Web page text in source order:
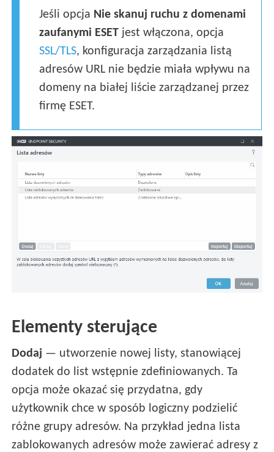
Jeśli opcja Nie skanuj ruchu z domenami
zaufanymi ESET jest włączona, opcja
SSL/TLS, konfiguracja zarządzania listą
adresów URL nie będzie miała wpływu na
domeny na białej liście zarządzanej przez
firmę ESET.
Elementy sterujące
Dodaj — utworzenie nowej listy, stanowiącej
dodatek do list wstępnie zdefiniowanych. Ta
opcja może okazać się przydatna, gdy
użytkownik chce w sposób logiczny podzielić
różne grupy adresów. Na przykład jedna lista
zablokowanych adresów może zawierać adresy z